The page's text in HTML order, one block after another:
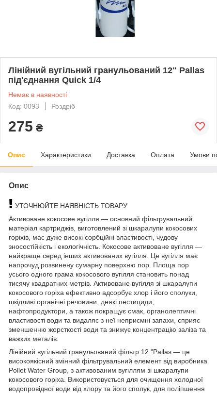
Лінійний вугільний гранульований 12" Pallas
під'єднання Quick 1/4
Немає в наявності
Код: 0093
Роздріб
275 ₴
Опис Характеристики Доставка Оплата Умови
Опис
УТОЧНЮЙТЕ НАЯВНІСТЬ ТОВАРУ
Активоване кокосове вугілля — основний фільтрувальний
матеріал картриджів, виготовлений зі шкаралупи кокосових
горіхів, має дуже високі сорбційні властивості, чудову
зносостійкість і екологічність. Кокосове активоване вугілля —
найкраще серед інших активованих вугілля. Це вугілля має
напрочуд розвинену сумарну поверхню пор. Площа пор
усього одного грама кокосового вугілля становить понад
тисячу квадратних метрів. Активоване вугілля зі шкаралупи
кокосового горіха ефективно адсорбує хлор і його сполуки,
шкідливі органічні речовини, деякі пестициди,
нафтопродуктори, а також покращує смак, органолептичні
властивості води та видаляє з неї неприємні запахи, сприяє
зменшенню жорсткості води та знижує концентрацію заліза та
важких металів.
Лінійний вугільний гранульований фільтр 12 "Pallas — це
високоякісний змінний фільтрувальний елемент від виробника
Pollet Water Group, з активованим вугіллям зі шкаралупи
кокосового горіха. Використовується для очищення холодної
водопровідної води від хлору та його сполук, для поліпшення